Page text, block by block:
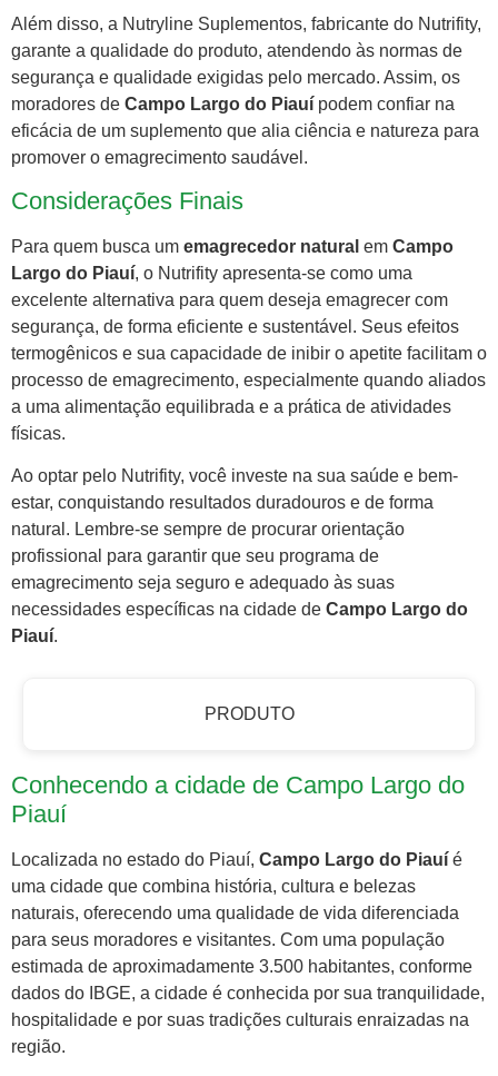
Além disso, a Nutryline Suplementos, fabricante do Nutrifity,
garante a qualidade do produto, atendendo às normas de
segurança e qualidade exigidas pelo mercado. Assim, os
moradores de Campo Largo do Piauí podem confiar na
eficácia de um suplemento que alia ciência e natureza para
promover o emagrecimento saudável.
Considerações Finais
Para quem busca um emagrecedor natural em Campo
Largo do Piauí, o Nutrifity apresenta-se como uma
excelente alternativa para quem deseja emagrecer com
segurança, de forma eficiente e sustentável. Seus efeitos
termogênicos e sua capacidade de inibir o apetite facilitam o
processo de emagrecimento, especialmente quando aliados
a uma alimentação equilibrada e a prática de atividades
físicas.
Ao optar pelo Nutrifity, você investe na sua saúde e bem-
estar, conquistando resultados duradouros e de forma
natural. Lembre-se sempre de procurar orientação
profissional para garantir que seu programa de
emagrecimento seja seguro e adequado às suas
necessidades específicas na cidade de Campo Largo do
Piauí.
PRODUTO
Conhecendo a cidade de Campo Largo do
Piauí
Localizada no estado do Piauí, Campo Largo do Piauí é
uma cidade que combina história, cultura e belezas
naturais, oferecendo uma qualidade de vida diferenciada
para seus moradores e visitantes. Com uma população
estimada de aproximadamente 3.500 habitantes, conforme
dados do IBGE, a cidade é conhecida por sua tranquilidade,
hospitalidade e por suas tradições culturais enraizadas na
região.